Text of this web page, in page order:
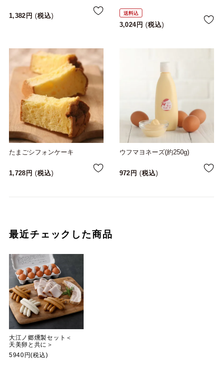
1,382 税込 送料込
3,024 税込
たまごシフォンケーキ
1,728 税込
ウフマヨネーズ(約250g)
972 税込
最近チェックした商品
大江ノ郷燻製セット＜
天美卵と共に＞
5940円(税込)